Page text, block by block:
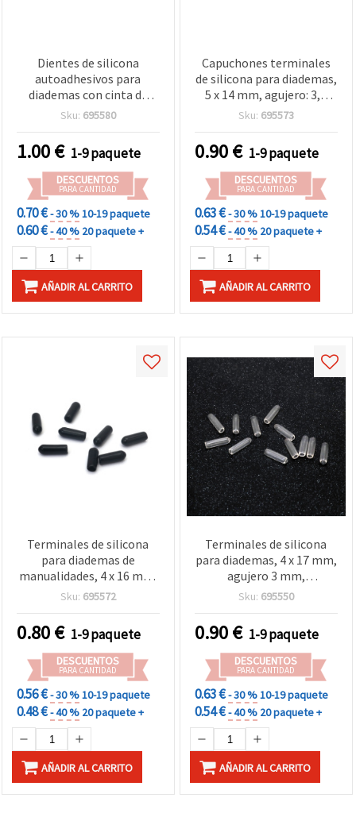
Dientes de silicona
autoadhesivos para
diademas con cinta de
doble cara, 5 x 17,5 x 3
Sku: 695580
1.00€ 1-9 paquete
DESCUENTOS
PARA CANTIDAD
0.70 €- 30 %10-19 paquete
0.60 €- 40 % 20 paquete +
AÑADIR AL CARRITO
Capuchones terminales
de silicona para diademas,
5 x 14 mm, agujero: 3,8
mm, negro - Pack de 20
Sku: 695573
0.90€ 1-9 paquete
DESCUENTOS
PARA CANTIDAD
0.63 €- 30 %10-19 paquete
0.54 €- 40 % 20 paquete +
AÑADIR AL CARRITO
Terminales de silicona
para diademas de
manualidades, 4 x 16 mm,
agujero 2,5 mm, negro -
Sku: 695572
0.80€ 1-9 paquete
DESCUENTOS
PARA CANTIDAD
0.56 €- 30 %10-19 paquete
0.48 €- 40 % 20 paquete +
AÑADIR AL CARRITO
Terminales de silicona
para diademas, 4 x 17 mm,
agujero 3 mm,
transparentes - 20 uds.
Sku: 695550
0.90€ 1-9 paquete
DESCUENTOS
PARA CANTIDAD
0.63 €- 30 %10-19 paquete
0.54 €- 40 % 20 paquete +
AÑADIR AL CARRITO